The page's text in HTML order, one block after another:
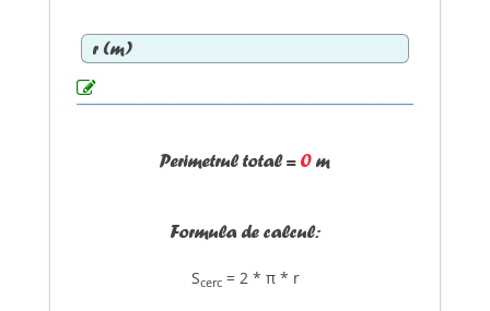
r (m)
Perimetrul total = 0 m
Formula de calcul:
Scerc= 2 * π * r